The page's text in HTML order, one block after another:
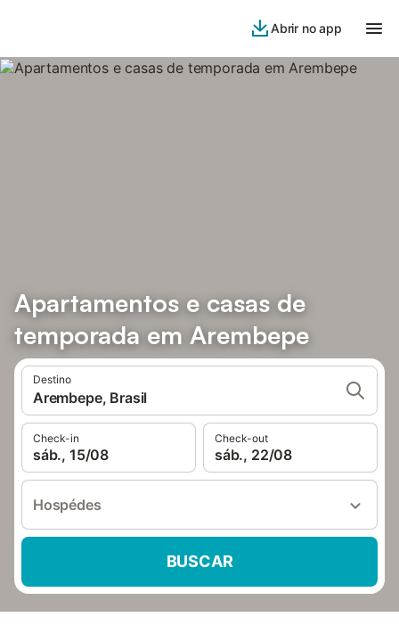
Abrir no app
Apartamentos e casas de
temporada em Arembepe
Destino
Arembepe, Brasil
Check-in
sáb., 15/08
Check-out
sáb., 22/08
Hospédes
BUSCAR